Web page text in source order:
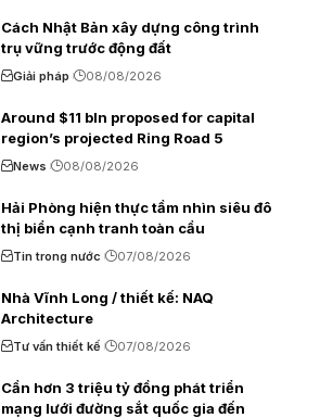
Cách Nhật Bản xây dựng công trình
trụ vững trước động đất
Giải pháp 08/08/2026
Around $11 bln proposed for capital
region’s projected Ring Road 5
News 08/08/2026
Hải Phòng hiện thực tầm nhìn siêu đô
thị biển cạnh tranh toàn cầu
Tin trong nước 07/08/2026
Nhà Vĩnh Long / thiết kế: NAQ
Architecture
Tư vấn thiết kế 07/08/2026
Cần hơn 3 triệu tỷ đồng phát triển
mạng lưới đường sắt quốc gia đến